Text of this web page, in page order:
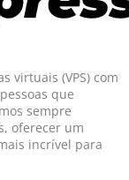
virtuais (VPS) com
que
sempre
oferecer um
incrível para